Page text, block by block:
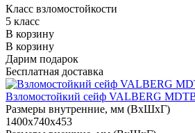
Класс взломостойкости
5 класс
В корзину
В корзину
Дарим подарок
Бесплатная доставка
Взломостойкий сейф VALBERG
Размеры внутренние, мм (ВхШхГ)
1400x740x453